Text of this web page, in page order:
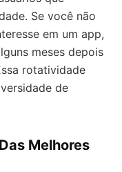
Se você não
em um app,
meses depois
rotatividade
de
Melhores